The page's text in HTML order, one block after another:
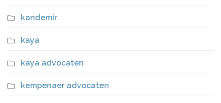
kandemir
kaya
kaya advocaten
kempenaer advocaten